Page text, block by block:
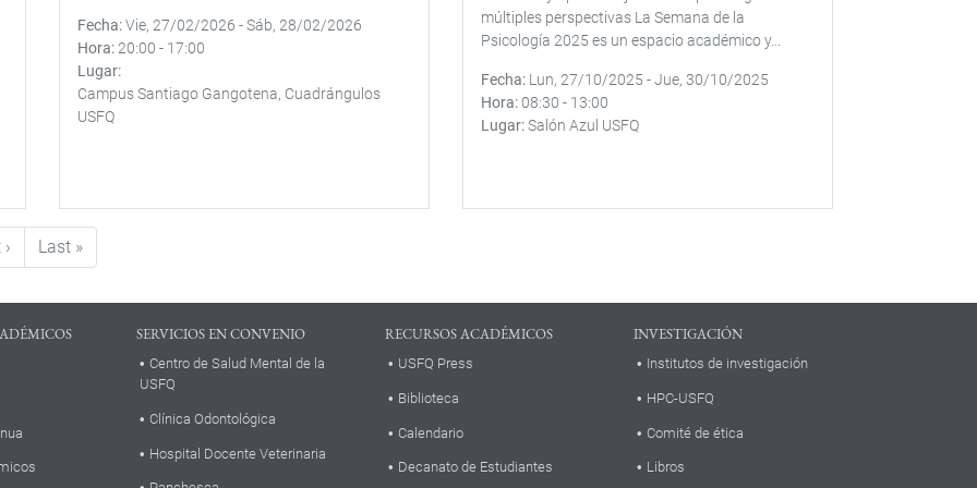
Fecha Vie, 27/02/2026 -Sáb, 28/02/2026
Hora 20:00 - 17:00
Lugar
Campus Santiago Gangotena, Cuadrángulos
USFQ
múltiples perspectivas La Semana de la
Psicología 2025 es un espacio académico y...
Fecha Lun, 27/10/2025 -Jue, 30/10/2025
Hora 08:30 - 13:00
Lugar Salón Azul USFQ
Siguiente página
Last »Última página
SERVICIOS EN CONVENIO
Centro de Salud Mental de la
USFQ
Clínica Odontológica
Hospital Docente Veterinaria
RECURSOS ACADÉMICOS
USFQ Press
Biblioteca
Calendario
Decanato de Estudiantes
INVESTIGACIÓN
Institutos de investigación
HPC-USFQ
Comité de ética
Libros